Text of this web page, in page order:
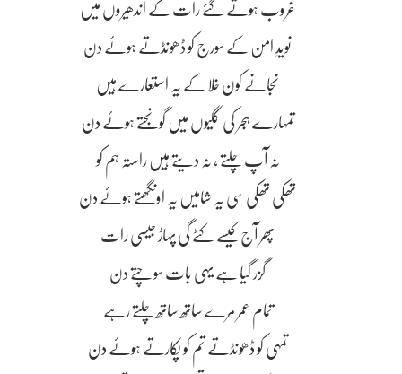
غروب ہوتے گئے رات کے اندھیروں میں
نویدِ امن کے سورج کو ڈھونڈتے ہوئے دن
نجانے کون خلا کے یہ استعارے ہیں
تمہارے ہجر کی گلیوں میں گونجتے ہوئے دن
نہ آپ چلتے ، نہ دیتے ہیں راستہ ہم کو
تھکی تھکی سی یہ شامیں یہ اونگھتے ہوئے دن
پھر آج کیسے کٹے گی پہاڑ جیسی رات
گزر گیا ہے یہی بات سوچتے دن
تمام عمر مرے ساتھ ساتھ چلتے رہے
تمہی کو ڈھونڈتے تم کو پکارتے ہوئے دن